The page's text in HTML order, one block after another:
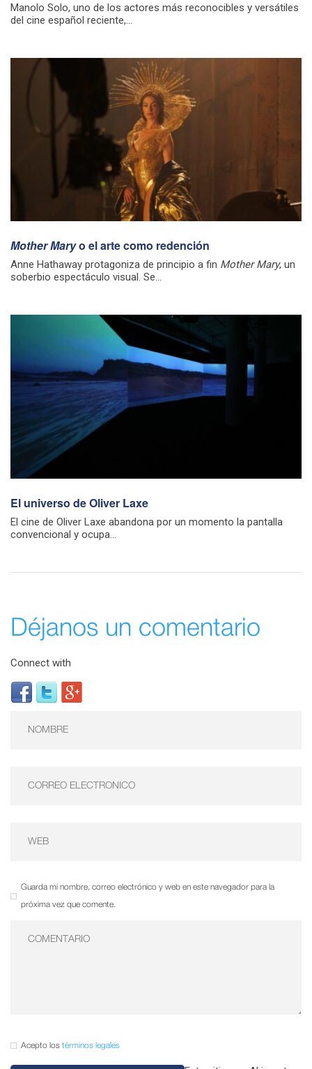
Manolo Solo, uno de los actores más reconocibles y versátiles
del cine español reciente,...
Mother Maryo el arte como redención
Anne Hathaway protagoniza de principio a fin Mother Mary, un
soberbio espectáculo visual. Se...
El universo de Oliver Laxe
El cine de Oliver Laxe abandona por un momento la pantalla
convencional y ocupa...
Déjanos un comentario
Connect with
Guarda mi nombre, correo electrónico y web en este navegador para la
próxima vez que comente.
Acepto los términos legales